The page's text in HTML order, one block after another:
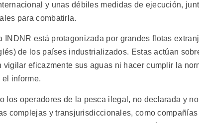
y unas débiles medidas de ejecución,
para combatirla.
INDNR está protagonizada por grandes flotas
de los países industrializados. Estas actúan
vigilar eficazmente sus aguas ni hacer cumplir la
el informe.
los operadores de la pesca ilegal, no declarada y
complejas y transjurisdiccionales, como